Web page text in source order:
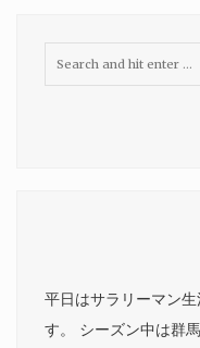
平日はサラリーマン
す。 シーズン中は群